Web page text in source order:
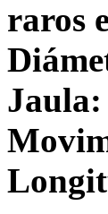
raros
Jaula: